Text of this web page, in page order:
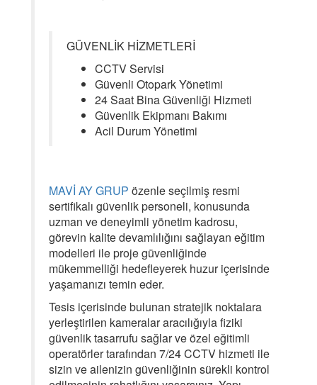
GÜVENLİK HİZMETLERİ
CCTV Servisi
Güvenli Otopark Yönetimi
24 Saat Bina Güvenliği Hizmeti
Güvenlik Ekipmanı Bakımı
Acil Durum Yönetimi
MAVİ AY GRUP özenle seçilmiş resmi
sertifikalı güvenlik personeli, konusunda
uzman ve deneyimli yönetim kadrosu,
görevin kalite devamlılığını sağlayan eğitim
modelleri ile proje güvenliğinde
mükemmelliği hedefleyerek huzur içerisinde
yaşamanızı temin eder.
Tesis içerisinde bulunan stratejik noktalara
yerleştirilen kameralar aracılığıyla fiziki
güvenlik tasarrufu sağlar ve özel eğitimli
operatörler tarafından 7/24 CCTV hizmeti ile
sizin ve ailenizin güvenliğinin sürekli kontrol